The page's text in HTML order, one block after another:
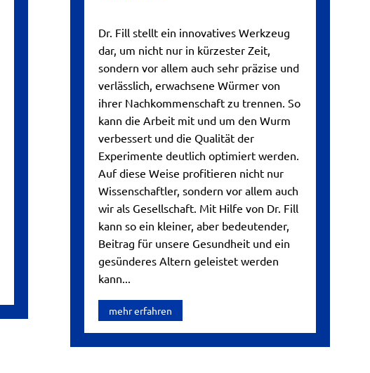
Dr. Fill stellt ein innovatives Werkzeug
dar, um nicht nur in kürzester Zeit,
sondern vor allem auch sehr präzise und
verlässlich, erwachsene Würmer von
ihrer Nachkommenschaft zu trennen. So
kann die Arbeit mit und um den Wurm
verbessert und die Qualität der
Experimente deutlich optimiert werden.
Auf diese Weise profitieren nicht nur
Wissenschaftler, sondern vor allem auch
wir als Gesellschaft. Mit Hilfe von Dr. Fill
kann so ein kleiner, aber bedeutender,
Beitrag für unsere Gesundheit und ein
gesünderes Altern geleistet werden
kann...
mehr erfahren